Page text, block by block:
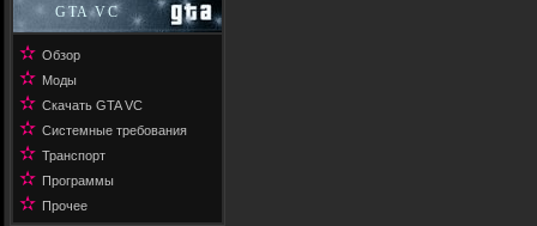
GTA VC
✫ Обзор
✫ Моды
✫ Скачать GTA VC
✫ Системные требования
✫ Транспорт
✫ Программы
✫ Прочее